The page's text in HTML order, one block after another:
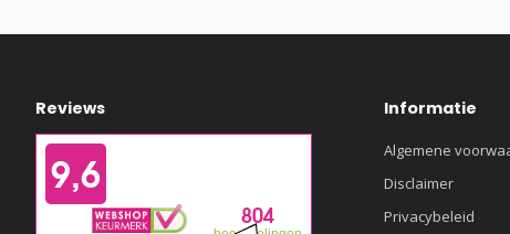
Reviews Informatie
Algemene
Disclaimer
Privacybeleid